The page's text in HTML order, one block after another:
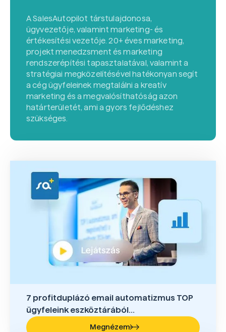
A SalesAutopilot társtulajdonosa,
ügyvezetője, valamint marketing- és
értékesítési vezetője. 20+ éves marketing,
projekt menedzsment és marketing
rendszerépítési tapasztalatával, valamint a
stratégiai megközelítésével hatékonyan segít
a cég ügyfeleinek megtalálni a kreatív
marketing és a megvalósíthatóság azon
határterületét, ami a gyors fejlődéshez
szükséges.
7 profitduplázó email automatizmus TOP
ügyfeleink eszköztárából...
Megnézem